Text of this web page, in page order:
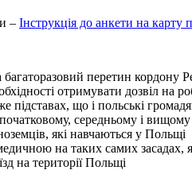
– Інструкція до анкети на карту
перетин кордону
отримувати дозвіл на
підставах, що і польські
середньому і вищому
які навчаються у Польщі
на таких самих засадах,
на території Польщі